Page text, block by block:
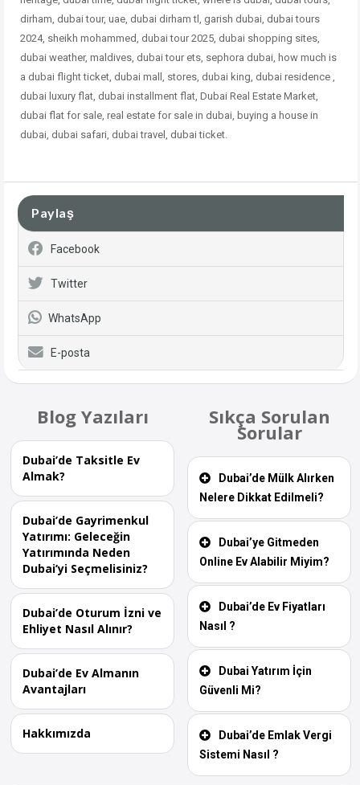
dirham, dubai tour, uae, dubai dirham tl, garish dubai, dubai tours
2024, sheikh mohammed, dubai tour 2025, dubai shopping sites,
dubai weather, maldives, dubai tour ets, sephora dubai, how much is
a dubai flight ticket, dubai mall, stores, dubai king, dubai residence ,
dubai luxury flat, dubai installment flat, Dubai Real Estate Market,
dubai flat for sale, real estate for sale in dubai, buying a house in
dubai, dubai safari, dubai travel, dubai ticket.
Paylaş
Facebook
Twitter
WhatsApp
E-posta
Blog Yazıları
Dubai’de Taksitle Ev
Almak?
Dubai’de Gayrimenkul
Yatırımı: Geleceğin
Yatırımında Neden
Dubai’yi Seçmelisiniz?
Dubai’de Oturum İzni ve
Ehliyet Nasıl Alınır?
Dubai’de Ev Almanın
Avantajları
Hakkımızda
Sıkça Sorulan
Sorular
Dubai’de Mülk Alırken
Nelere Dikkat Edilmeli?
Dubai’ye Gitmeden
Online Ev Alabilir Miyim?
Dubai’de Ev Fiyatları
Nasıl ?
Dubai Yatırım İçin
Güvenli Mi?
Dubai’de Emlak Vergi
Sistemi Nasıl ?